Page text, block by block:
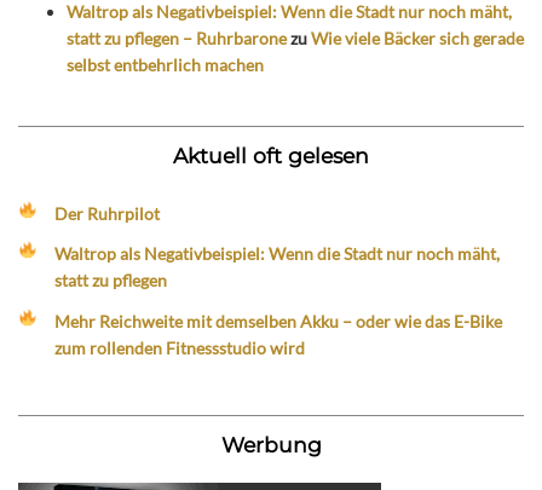
Waltrop als Negativbeispiel: Wenn die Stadt nur noch mäht,
statt zu pflegen – RuhrbaronezuWie viele Bäcker sich gerade
selbst entbehrlich machen
Aktuell oft gelesen
Der Ruhrpilot
Waltrop als Negativbeispiel: Wenn die Stadt nur noch mäht,
statt zu pflegen
Mehr Reichweite mit demselben Akku – oder wie das E-Bike
zum rollenden Fitnessstudio wird
Werbung